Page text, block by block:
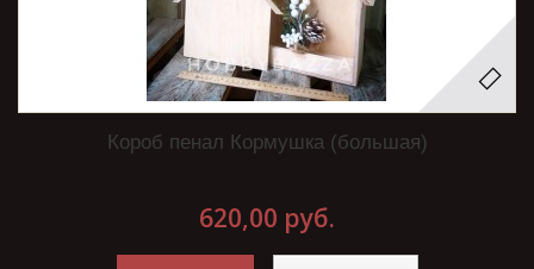
Короб пенал Кормушка (большая)
620,00 руб.